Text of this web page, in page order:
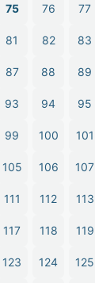
75 76 77
81 82 83
87 88 89
93 94 95
99 100 101
105 106 107
111 112 113
117 118 119
123 124 125